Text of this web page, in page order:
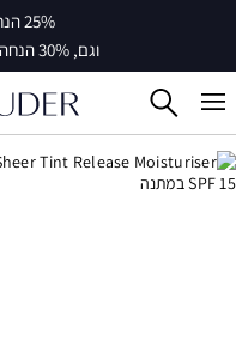
25% הנחה על מגוון מוצרים
וגם, 30% הנחה על סדרת Double Wear